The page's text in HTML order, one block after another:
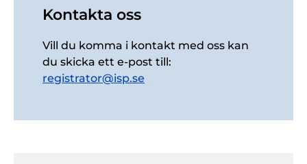
Kontakta oss
Vill du komma i kontakt med oss kan
du skicka ett e-post till:
registrator@isp.se